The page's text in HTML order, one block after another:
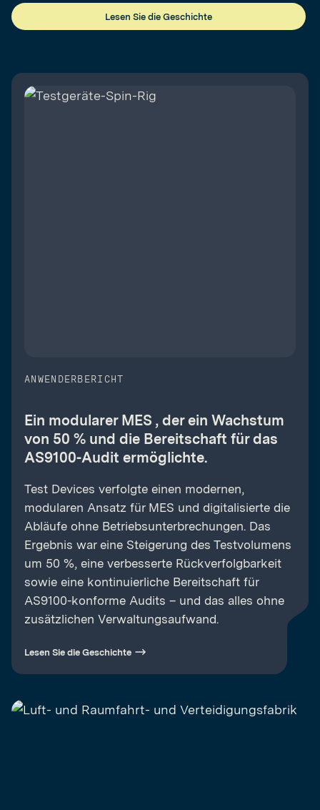
Lesen Sie die Geschichte
ANWENDERBERICHT
Ein modularer MES , der ein Wachstum
von 50 % und die Bereitschaft für das
AS9100-Audit ermöglichte.
Test Devices verfolgte einen modernen,
modularen Ansatz für MES und digitalisierte die
Abläufe ohne Betriebsunterbrechungen. Das
Ergebnis war eine Steigerung des Testvolumens
um 50 %, eine verbesserte Rückverfolgbarkeit
sowie eine kontinuierliche Bereitschaft für
AS9100-konforme Audits – und das alles ohne
zusätzlichen Verwaltungsaufwand.
Lesen Sie die Geschichte